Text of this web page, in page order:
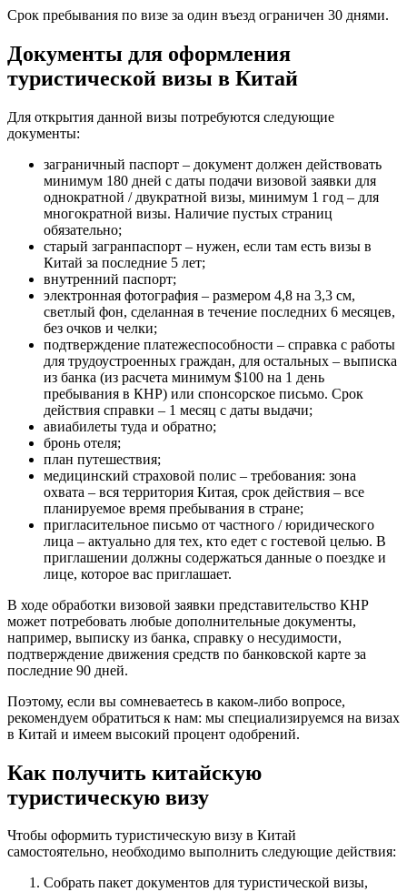
Срок пребывания по визе за один въезд ограничен 30 днями.
Документы для оформления
туристической визы в Китай
Для открытия данной визы потребуются следующие
документы:
заграничный паспорт – документ должен действовать
минимум 180 дней с даты подачи визовой заявки для
однократной / двукратной визы, минимум 1 год – для
многократной визы. Наличие пустых страниц
обязательно;
старый загранпаспорт – нужен, если там есть визы в
Китай за последние 5 лет;
внутренний паспорт;
электронная фотография – размером 4,8 на 3,3 см,
светлый фон, сделанная в течение последних 6 месяцев,
без очков и челки;
подтверждение платежеспособности – справка с работы
для трудоустроенных граждан, для остальных – выписка
из банка (из расчета минимум $100 на 1 день
пребывания в КНР) или спонсорское письмо. Срок
действия справки – 1 месяц с даты выдачи;
авиабилеты туда и обратно;
бронь отеля;
план путешествия;
медицинский страховой полис – требования: зона
охвата – вся территория Китая, срок действия – все
планируемое время пребывания в стране;
пригласительное письмо от частного / юридического
лица – актуально для тех, кто едет с гостевой целью. В
приглашении должны содержаться данные о поездке и
лице, которое вас приглашает.
В ходе обработки визовой заявки представительство КНР
может потребовать любые дополнительные документы,
например, выписку из банка, справку о несудимости,
подтверждение движения средств по банковской карте за
последние 90 дней.
Поэтому, если вы сомневаетесь в каком-либо вопросе,
рекомендуем обратиться к нам: мы специализируемся на визах
в Китай и имеем высокий процент одобрений.
Как получить китайскую
туристическую визу
Чтобы оформить туристическую визу в Китай
самостоятельно, необходимо выполнить следующие действия:
Собрать пакет документов для туристической визы,